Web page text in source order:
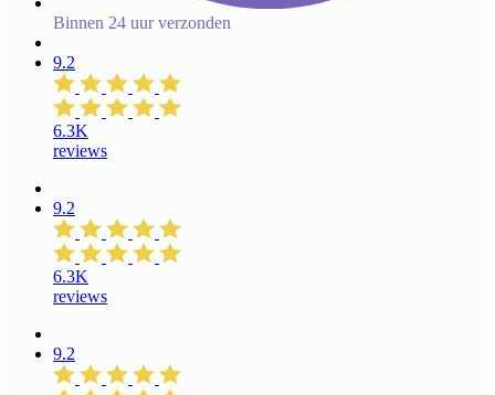
Binnen 24 uur verzonden
9.2
6.3K
reviews
9.2
6.3K
reviews
9.2